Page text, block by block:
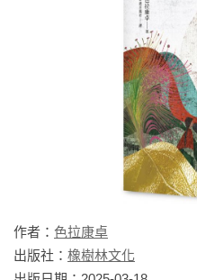
作者： 色拉康卓
出版社： 橡樹林文化